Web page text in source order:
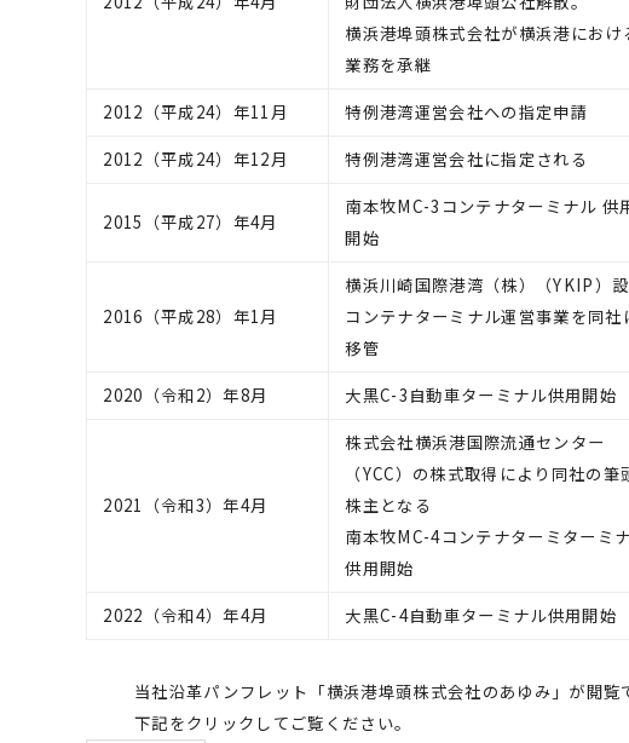
横浜港埠頭株式会社が横浜港におけ
業務を承継
2012（平成24）年11月 特例港湾運営会社への指定申請
2012（平成24）年12月 特例港湾運営会社に指定される
2015（平成27）年4月
南本牧MC-3コンテナターミナル 供
開始
2016（平成28）年1月
横浜川崎国際港湾（株）（YKIP）
コンテナターミナル運営事業を同社
移管
2020（令和2）年8月 大黒C-3自動車ターミナル供用開始
2021（令和3）年4月
株式会社横浜港国際流通センター
（YCC）の株式取得により同社の筆
株主となる
南本牧MC-4コンテナターミターミ
供用開始
2022（令和4）年4月 大黒C-4自動車ターミナル供用開始
当社沿革パンフレット「横浜港埠頭株式会社のあゆみ」が閲覧
下記をクリックしてご覧ください。